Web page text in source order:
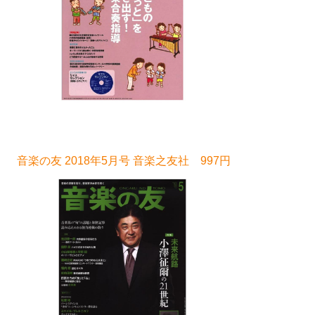
音楽の友 2018年5月号 音楽之友社 997円